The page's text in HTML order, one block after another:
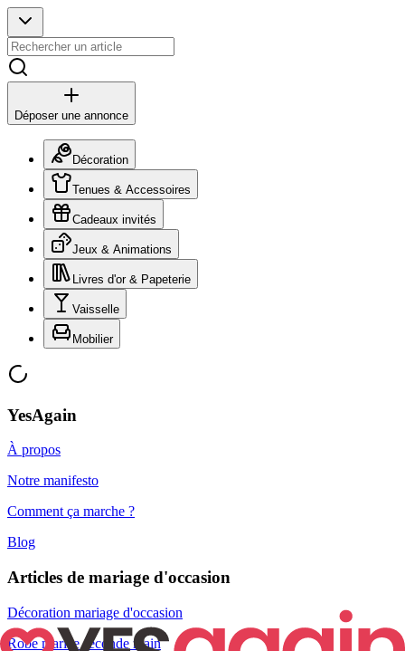
Déposer une annonce
Décoration
Tenues & Accessoires
Cadeaux invités
Jeux & Animations
Livres d'or & Papeterie
Vaisselle
Mobilier
YesAgain
À propos
Notre manifesto
Comment ça marche ?
Blog
Articles de mariage d'occasion
Décoration mariage d'occasion
Robe mariée seconde main